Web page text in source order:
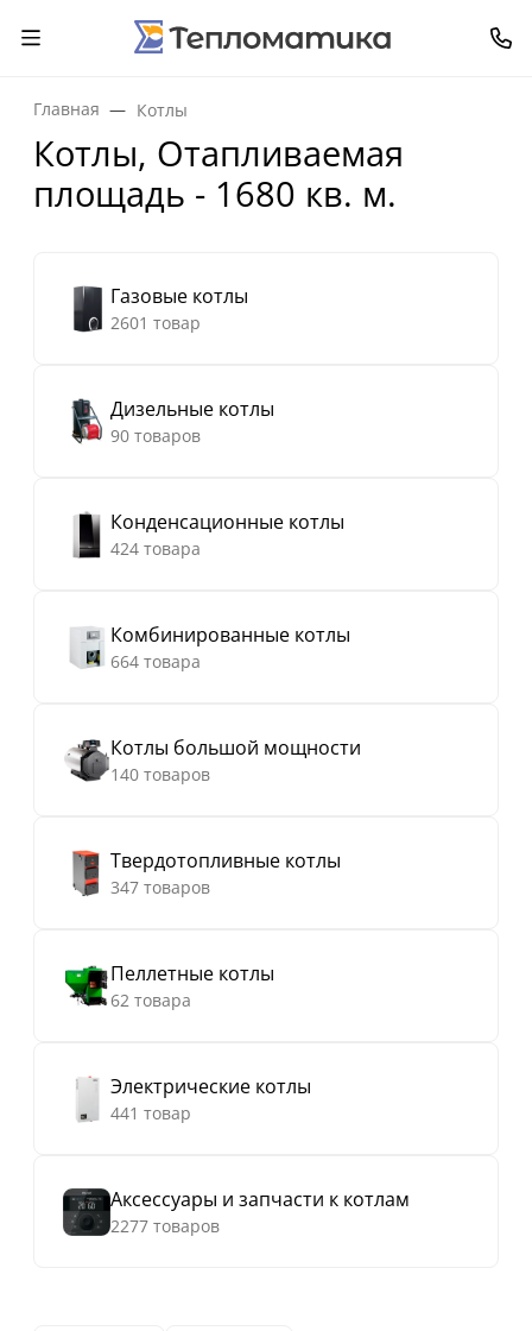
Главная Котлы
Котлы, Отапливаемая
площадь - 1680 кв. м.
Газовые котлы
2601 товар
Дизельные котлы
90 товаров
Конденсационные котлы
424 товара
Комбинированные котлы
664 товара
Котлы большой мощности
140 товаров
Твердотопливные котлы
347 товаров
Пеллетные котлы
62 товара
Электрические котлы
441 товар
Аксессуары и запчасти к котлам
2277 товаров